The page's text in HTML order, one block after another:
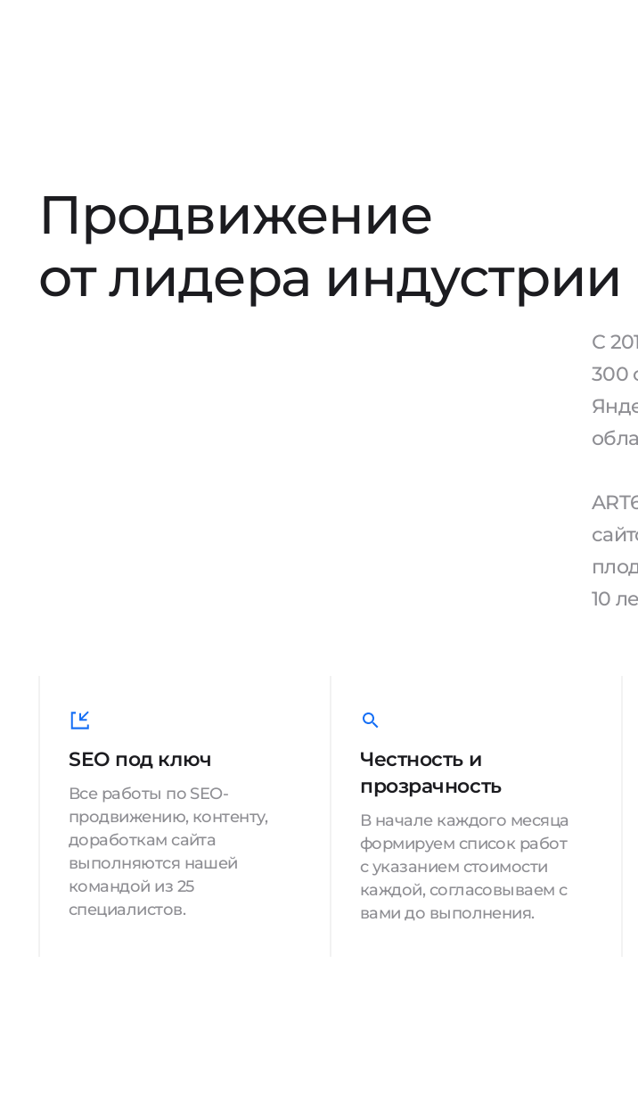
Продвижение
от лидера индустрии
С
300
10
SEO под ключ
Все работы по SEO-
продвижению, контенту,
доработкам сайта
выполняются нашей
командой из 25
специалистов.
Честность и
прозрачность
В начале каждого месяца
формируем список работ
с указанием стоимости
каждой, согласовываем с
вами до выполнения.